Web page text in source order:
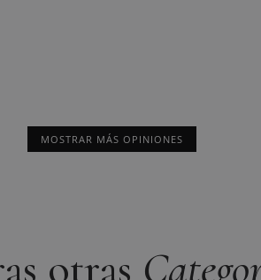
MOSTRAR MÁS OPINIONES
otras